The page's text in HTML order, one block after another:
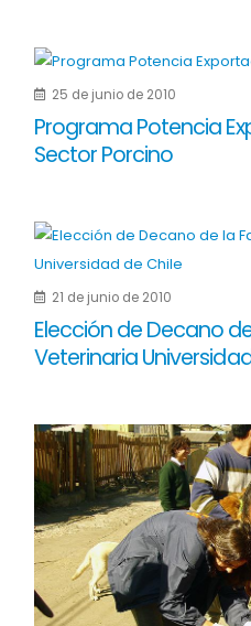
25 de junio de 2010
Programa Potencia
Sector Porcino
21 de junio de 2010
Elección de Decano
Veterinaria